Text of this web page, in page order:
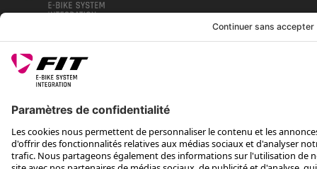
*Prix de vente conseillé, TVA incluse, plus frais d'expédition et TEA
Rotax Bike Technology AG © 2025